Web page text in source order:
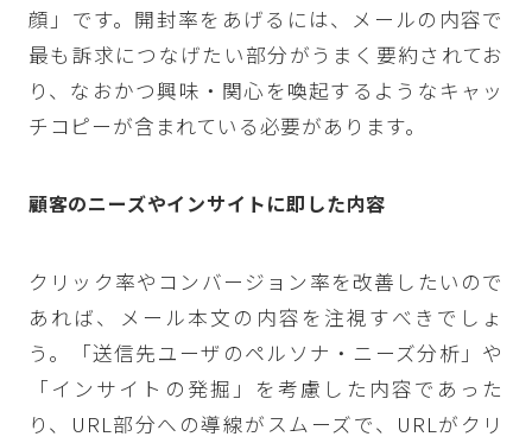
顔」です。開封率をあげるには、メールの内容で
最も訴求につなげたい部分がうまく要約されてお
り、なおかつ興味・関心を喚起するようなキャッ
チコピーが含まれている必要があります。
顧客のニーズやインサイトに即した内容
クリック率やコンバージョン率を改善したいので
あれば、メール本文の内容を注視すべきでしょ
う。「送信先ユーザのペルソナ・ニーズ分析」や
「インサイトの発掘」を考慮した内容であった
り、URL部分への導線がスムーズで、URLがクリ